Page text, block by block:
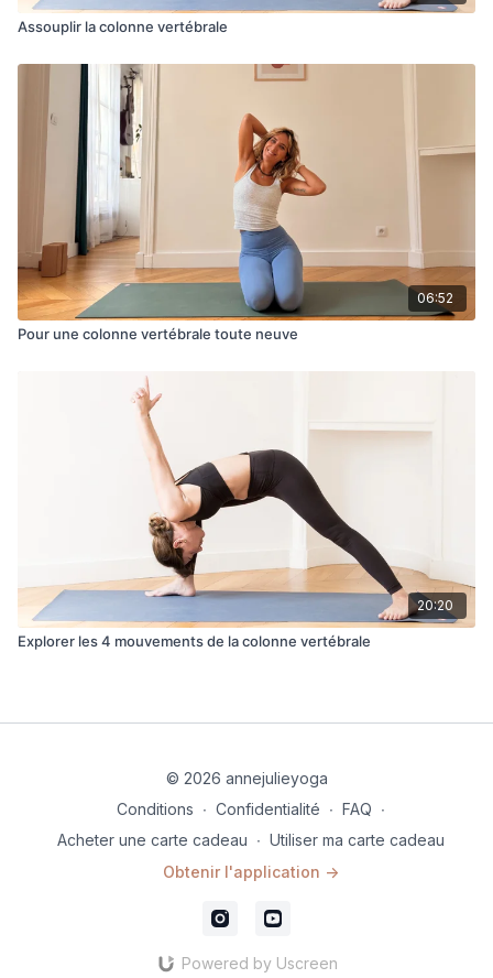
Assouplir la colonne vertébrale
06:52
Pour une colonne vertébrale toute neuve
20:20
Explorer les 4 mouvements de la colonne vertébrale
© 2026 annejulieyoga
Conditions ∙ Confidentialité ∙ FAQ ∙
Acheter une carte cadeau ∙ Utiliser ma carte cadeau
Obtenir l'application ->
Powered by Uscreen